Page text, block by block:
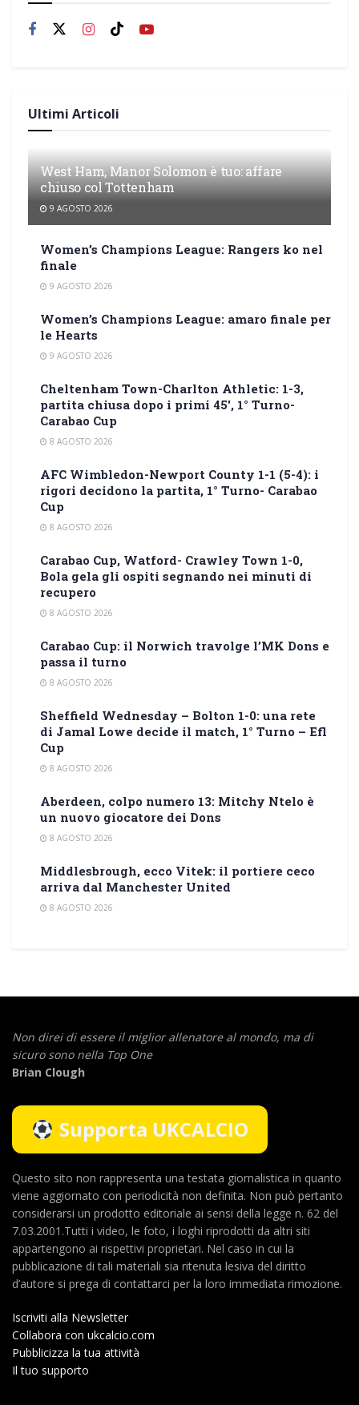
Ultimi Articoli
West Ham, Manor Solomon è tuo: affare
chiuso col Tottenham
9 AGOSTO 2026
Women’s Champions League: Rangers ko nel
finale
9 AGOSTO 2026
Women’s Champions League: amaro finale per
le Hearts
9 AGOSTO 2026
Cheltenham Town-Charlton Athletic: 1-3,
partita chiusa dopo i primi 45′, 1° Turno-
Carabao Cup
8 AGOSTO 2026
AFC Wimbledon-Newport County 1-1 (5-4): i
rigori decidono la partita, 1° Turno- Carabao
Cup
8 AGOSTO 2026
Carabao Cup, Watford- Crawley Town 1-0,
Bola gela gli ospiti segnando nei minuti di
recupero
8 AGOSTO 2026
Carabao Cup: il Norwich travolge l’MK Dons e
passa il turno
8 AGOSTO 2026
Sheffield Wednesday – Bolton 1-0: una rete
di Jamal Lowe decide il match, 1° Turno – Efl
Cup
8 AGOSTO 2026
Aberdeen, colpo numero 13: Mitchy Ntelo è
un nuovo giocatore dei Dons
8 AGOSTO 2026
Middlesbrough, ecco Vitek: il portiere ceco
arriva dal Manchester United
8 AGOSTO 2026
Non direi di essere il miglior allenatore al mondo, ma di
sicuro sono nella Top One
Brian Clough
Supporta UKCALCIO
Questo sito non rappresenta una testata giornalistica in quanto
viene aggiornato con periodicità non definita. Non può pertanto
considerarsi un prodotto editoriale ai sensi della legge n. 62 del
7.03.2001.Tutti i video, le foto, i loghi riprodotti da altri siti
appartengono ai rispettivi proprietari. Nel caso in cui la
pubblicazione di tali materiali sia ritenuta lesiva del diritto
d’autore si prega di contattarci per la loro immediata rimozione.
Iscriviti alla Newsletter
Collabora con ukcalcio.com
Pubblicizza la tua attività
Il tuo supporto